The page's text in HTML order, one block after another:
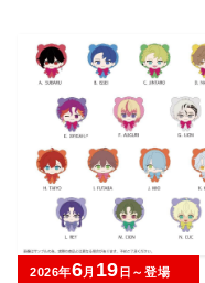
2026年6月 19 日～登場